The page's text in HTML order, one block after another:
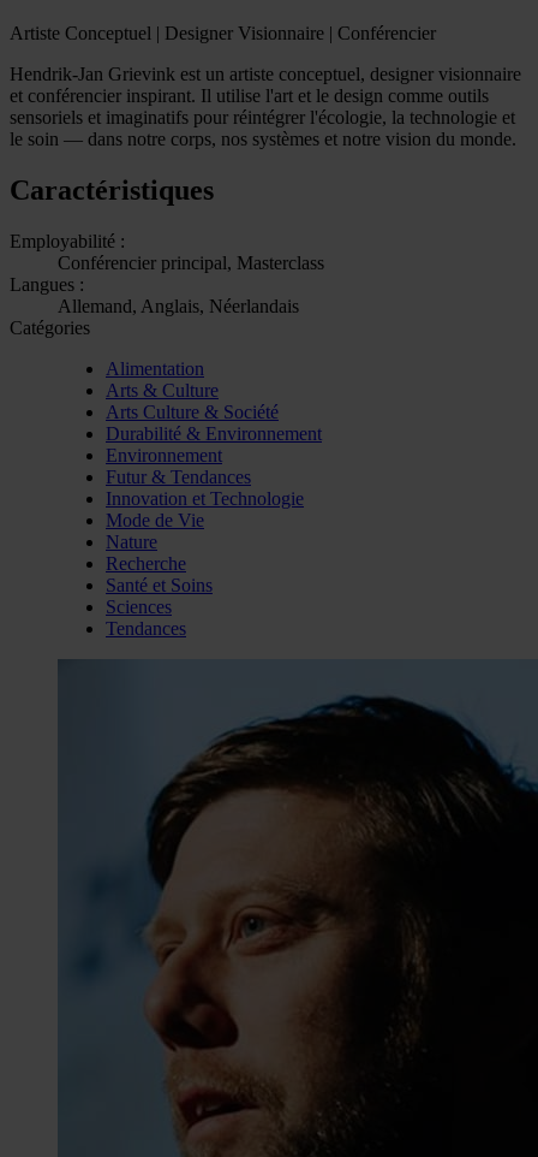
Artiste Conceptuel | Designer Visionnaire | Conférencier
Hendrik-Jan Grievink est un artiste conceptuel, designer visionnaire
et conférencier inspirant. Il utilise l'art et le design comme outils
sensoriels et imaginatifs pour réintégrer l'écologie, la technologie et
le soin — dans notre corps, nos systèmes et notre vision du monde.
Caractéristiques
Employabilité :
Conférencier principal, Masterclass
Langues :
Allemand, Anglais, Néerlandais
Catégories
Alimentation
Arts & Culture
Arts Culture & Société
Durabilité & Environnement
Environnement
Futur & Tendances
Innovation et Technologie
Mode de Vie
Nature
Recherche
Santé et Soins
Sciences
Tendances